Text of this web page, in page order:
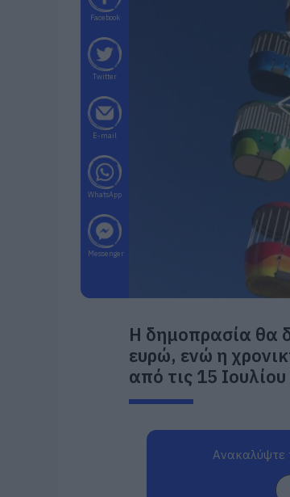
Facebook
Twitter
E-mail
WhatsApp
Messenger
Η δημοπρασία θα
ευρώ, ενώ η
από τις 15
Ανακαλύψτε